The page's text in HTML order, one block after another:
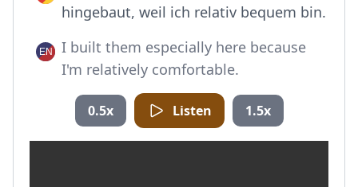
hingebaut, weil ich relativ bequem bin.
I built them especially here because
I'm relatively comfortable.
0.5x Listen 1.5x